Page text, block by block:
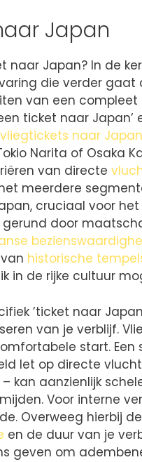
Japan
Japan? In de
die verder
van een compleet
ticket naar
vliegtickets naar Japan
Narita of Osaka
van directe
meerdere
cruciaal voor
gerund door
historische
in de rijke cultuur
’ticket naar
van je verblijf.
start.
let op directe
kan aanzienlijk
Voor interne
Overweeg hierbij de
en de duur van je
geven om